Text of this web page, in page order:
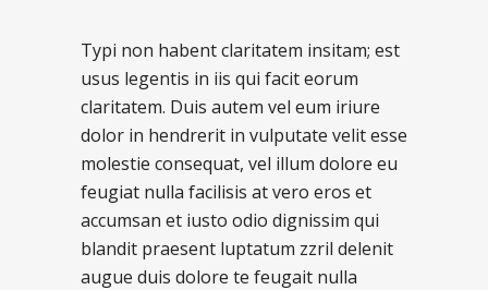
Typi non habent claritatem insitam; est
usus legentis in iis qui facit eorum
claritatem. Duis autem vel eum iriure
dolor in hendrerit in vulputate velit esse
molestie consequat, vel illum dolore eu
feugiat nulla facilisis at vero eros et
accumsan et iusto odio dignissim qui
blandit praesent luptatum zzril delenit
augue duis dolore te feugait nulla